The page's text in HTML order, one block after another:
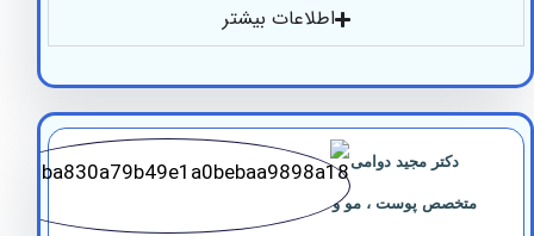
اطلاعات بیشتر
دکتر مجید دوامی
پوست ، مو و